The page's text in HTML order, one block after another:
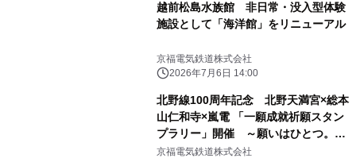
越前松島水族館 非日常・没入型体験
施設として「海洋館」をリニューアル
京福電気鉄道株式会社
2026年7月6日 14:00
北野線100周年記念 北野天満宮×総本
山仁和寺×嵐電 「一願成就祈願スタン
プラリー」開催 ～願いはひとつ。巡
り、運び、祈りで結ぶ～
京福電気鉄道株式会社